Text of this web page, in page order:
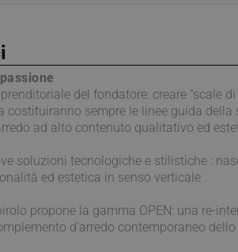
del fondatore: creare “scale
sempre le linee guida
ad alto contenuto qualitativo ed
soluzioni tecnologiche e stilistiche :
ed estetica in senso verticale .
propone la gamma OPEN: una re-
d’arredo contemporaneo